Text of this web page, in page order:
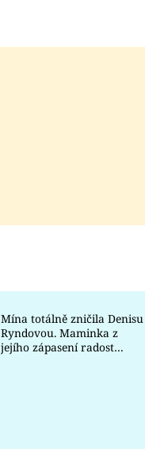
Prima Lajk
Sledujte nás
Mína totálně zničila Denisu
Ryndovou. Maminka z
jejího zápasení radost